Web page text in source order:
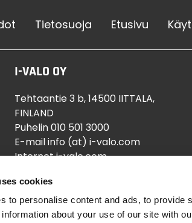
cookies
to personalise content and ads, to provide
about your use of our site with
Tietosuoja Etusivu
I-VALO OY
Tehtaantie 3 b, 14500 IITTALA,
FINLAND
Puhelin 010 501 3000
E-mail info (at) i-valo.com
Internet i-valo.com